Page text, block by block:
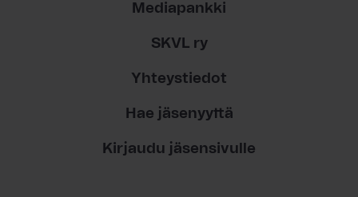
Mediapankki
SKVL ry
Yhteystiedot
Hae jäsenyyttä
Kirjaudu jäsensivulle